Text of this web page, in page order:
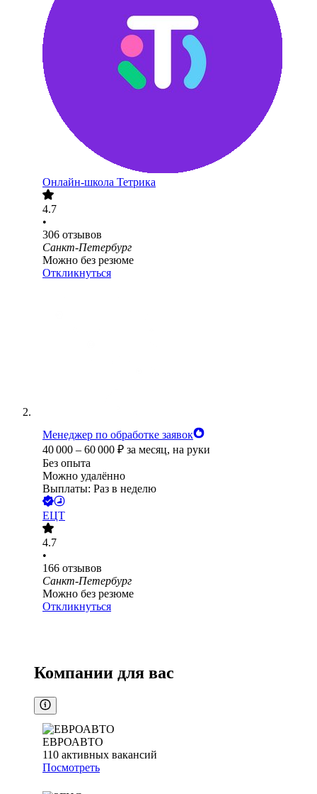
Онлайн-школа Тетрика
4.7
•
306 отзывов
Санкт-Петербург
Можно без резюме
Откликнуться
Менеджер по обработке заявок
40 000 – 60 000 ₽ за месяц, на руки
Без опыта
Можно удалённо
Выплаты: Раз в неделю
ЕЦТ
4.7
•
166 отзывов
Санкт-Петербург
Можно без резюме
Откликнуться
Компании для вас
ЕВРОАВТО
110 активных вакансий
Посмотреть